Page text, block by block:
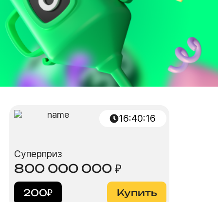
16:40:15
Суперприз
800 000 000₽
200₽ Купить